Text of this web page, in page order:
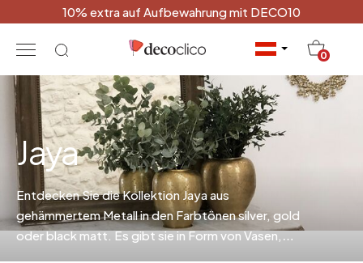
10% extra auf Aufbewahrung mit DECO10
0
Jaya
Entdecken Sie die Kollektion Jaya aus
gehämmertem Metall in den Farbtönen silver, gold
oder black matt. Es gibt sie in Form von Vasen,